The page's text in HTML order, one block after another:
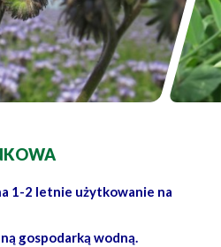
1-2 letnie użytkowanie na
gospodarką wodną.